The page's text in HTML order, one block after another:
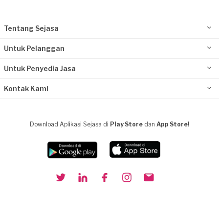
Tentang Sejasa
Untuk Pelanggan
Untuk Penyedia Jasa
Kontak Kami
Download Aplikasi Sejasa di Play Store dan App Store!